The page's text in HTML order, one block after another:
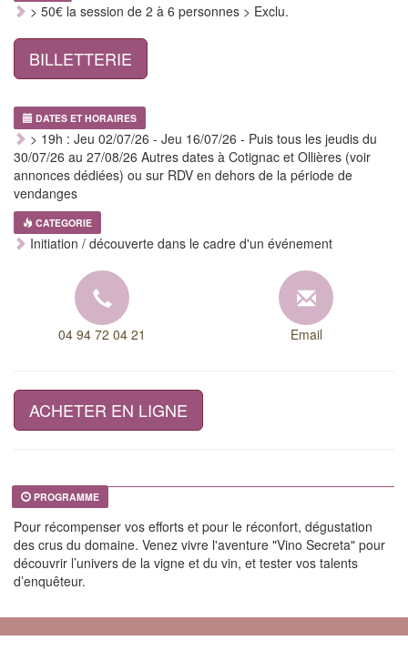
> 50€ la session de 2 à 6 personnes > Exclu.
BILLETTERIE
DATES ET HORAIRES
> 19h : Jeu 02/07/26 - Jeu 16/07/26 - Puis tous les jeudis du
30/07/26 au 27/08/26 Autres dates à Cotignac et Ollières (voir
annonces dédiées) ou sur RDV en dehors de la période de
vendanges
CATEGORIE
Initiation / découverte dans le cadre d'un événement
04 94 72 04 21 Email
ACHETER EN LIGNE
PROGRAMME
Pour récompenser vos efforts et pour le réconfort, dégustation
des crus du domaine. Venez vivre l'aventure "Vino Secreta" pour
découvrir l’univers de la vigne et du vin, et tester vos talents
d’enquêteur.